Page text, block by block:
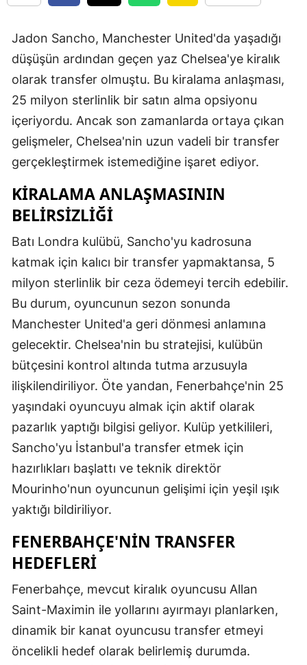
Jadon Sancho, Manchester United'da yaşadığı
düşüşün ardından geçen yaz Chelsea'ye kiralık
olarak transfer olmuştu. Bu kiralama anlaşması,
25 milyon sterlinlik bir satın alma opsiyonu
içeriyordu. Ancak son zamanlarda ortaya çıkan
gelişmeler, Chelsea'nin uzun vadeli bir transfer
gerçekleştirmek istemediğine işaret ediyor.
KIRALAMA ANLAŞMASININ
BELIRSIZLIĞI
Batı Londra kulübü, Sancho'yu kadrosuna
katmak için kalıcı bir transfer yapmaktansa, 5
milyon sterlinlik bir ceza ödemeyi tercih edebilir.
Bu durum, oyuncunun sezon sonunda
Manchester United'a geri dönmesi anlamına
gelecektir. Chelsea'nin bu stratejisi, kulübün
bütçesini kontrol altında tutma arzusuyla
ilişkilendiriliyor. Öte yandan, Fenerbahçe'nin 25
yaşındaki oyuncuyu almak için aktif olarak
pazarlık yaptığı bilgisi geliyor. Kulüp yetkilileri,
Sancho'yu İstanbul'a transfer etmek için
hazırlıkları başlattı ve teknik direktör
Mourinho'nun oyuncunun gelişimi için yeşil ışık
yaktığı bildiriliyor.
FENERBAHÇE'NIN TRANSFER
HEDEFLERI
Fenerbahçe, mevcut kiralık oyuncusu Allan
Saint-Maximin ile yollarını ayırmayı planlarken,
dinamik bir kanat oyuncusu transfer etmeyi
öncelikli hedef olarak belirlemiş durumda.